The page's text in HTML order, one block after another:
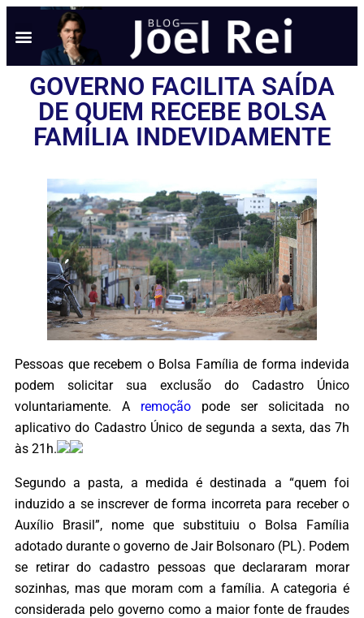
GOVERNO FACILITA SAÍDA
DE QUEM RECEBE BOLSA
FAMÍLIA INDEVIDAMENTE
Pessoas que recebem o Bolsa Família de forma indevida
podem solicitar sua exclusão do Cadastro Único
voluntariamente. A remoção pode ser solicitada no
aplicativo do Cadastro Único de segunda a sexta, das 7h
às 21h.
Segundo a pasta, a medida é destinada a “quem foi
induzido a se inscrever de forma incorreta para receber o
Auxílio Brasil”, nome que substituiu o Bolsa Família
adotado durante o governo de Jair Bolsonaro (PL). Podem
se retirar do cadastro pessoas que declararam morar
sozinhas, mas que moram com a família. A categoria é
considerada pelo governo como a maior fonte de fraudes